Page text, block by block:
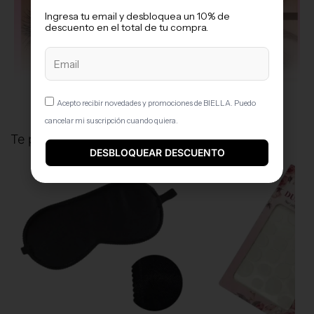
Te podría interesar
Ingresa tu email y desbloquea un 10% de
descuento en el total de tu compra​.
Acepto recibir novedades y promociones de BIELLA. Puedo
cancelar mi suscripción cuando quiera.
DESBLOQUEAR DESCUENTO